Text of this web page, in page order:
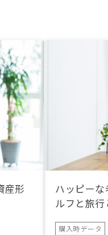
産形
ハッピー
ルフと旅
購入時データ